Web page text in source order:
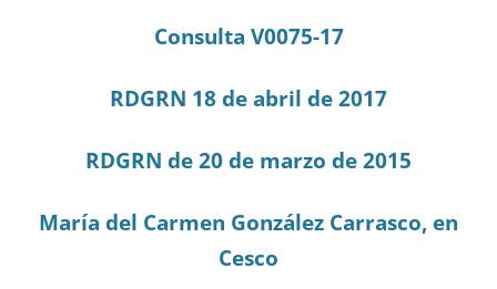
Consulta V0075-17
RDGRN 18 de abril de 2017
RDGRN de 20 de marzo de 2015
María del Carmen González Carrasco, en
Cesco